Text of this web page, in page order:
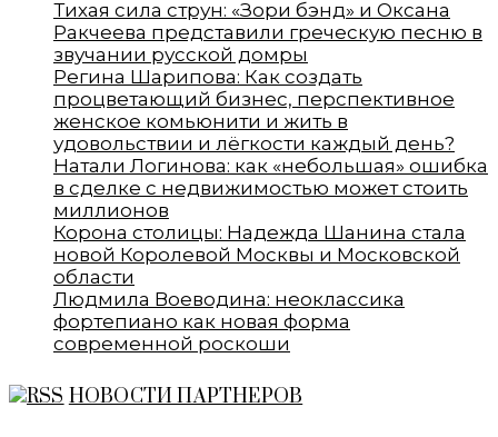
Тихая сила струн: «Зори бэнд» и Оксана
Ракчеева представили греческую песню в
звучании русской домры
Регина Шарипова: Как создать
процветающий бизнес, перспективное
женское комьюнити и жить в
удовольствии и лёгкости каждый день?
Натали Логинова: как «небольшая» ошибка
в сделке с недвижимостью может стоить
миллионов
Корона столицы: Надежда Шанина стала
новой Королевой Москвы и Московской
области
Людмила Воеводина: неоклассика
фортепиано как новая форма
современной роскоши
НОВОСТИ ПАРТНЕРОВ